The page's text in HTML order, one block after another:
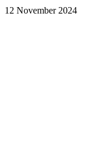
12 November 2024